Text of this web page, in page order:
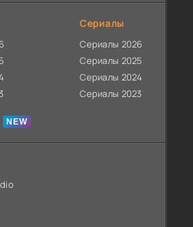
Сериалы
Сериалы 2026
Сериалы 2025
Сериалы 2024
Сериалы 2023